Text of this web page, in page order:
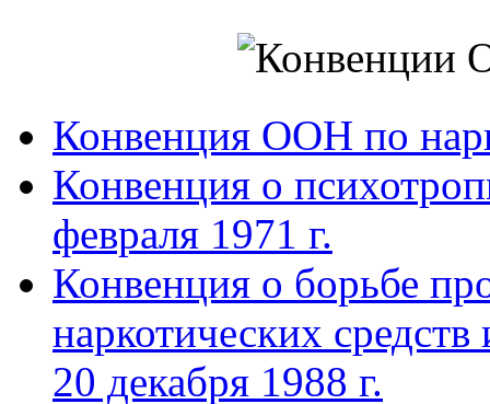
Конвенция ООН по
Конвенция о
февраля 1971 г.
Конвенция о борьбе
наркотических
20 декабря 1988 г.